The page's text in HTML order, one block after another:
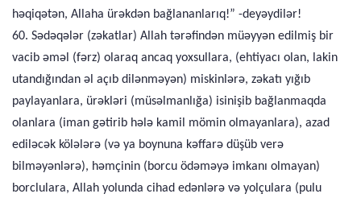
həqiqətən, Allaha ürəkdən bağlananlarıq!” -deyəydilər!
60. Sədəqələr (zəkatlar) Allah tərəfindən müəyyən edilmiş bir
vacib əməl (fərz) olaraq ancaq yoxsullara, (ehtiyacı olan, lakin
utandığından əl açıb dilənməyən) miskinlərə, zəkatı yığıb
paylayanlara, ürəkləri (müsəlmanlığa) isinişib bağlanmaqda
olanlara (iman gətirib hələ kamil mömin olmayanlara), azad
ediləcək kölələrə (və ya boynuna kəffarə düşüb verə
bilməyənlərə), həmçinin (borcu ödəməyə imkanı olmayan)
borclulara, Allah yolunda cihad edənlərə və yolçulara (pulu